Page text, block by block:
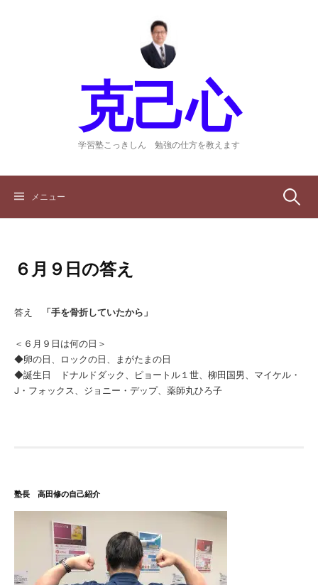
克己心
学習塾こっきしん 勉強の仕方を教えます
メニュー 検
６月９日の答え
答え 「手を骨折していたから」
＜６月９日は何の日＞
◆卵の日、ロックの日、まがたまの日
◆誕生日 ドナルドダック、ピョートル１世、柳田国男、マイケル・
J・フォックス、ジョニー・デップ、薬師丸ひろ子
塾長 高田修の自己紹介